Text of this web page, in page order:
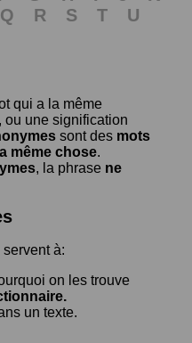
Q R S T
U
qui a la même
ou une signification
sont des mots
même chose.
, la phrase ne
servent à:
on les trouve
un texte.